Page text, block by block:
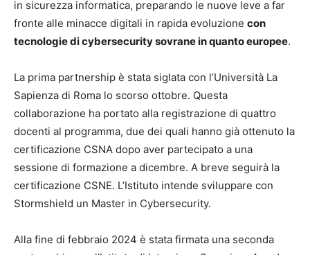
in sicurezza informatica, preparando le nuove leve a far
fronte alle minacce digitali in rapida evoluzione con
tecnologie di cybersecurity sovrane in quanto europee.
La prima partnership è stata siglata con l’Università La
Sapienza di Roma lo scorso ottobre. Questa
collaborazione ha portato alla registrazione di quattro
docenti al programma, due dei quali hanno già ottenuto la
certificazione CSNA dopo aver partecipato a una
sessione di formazione a dicembre. A breve seguirà la
certificazione CSNE. L’Istituto intende sviluppare con
Stormshield un Master in Cybersecurity.
Alla fine di febbraio 2024 è stata firmata una seconda